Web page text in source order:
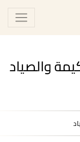
والصياد